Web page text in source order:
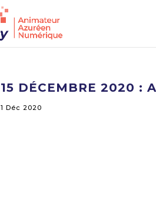
15 DÉCEMBRE 2020 :
1 Déc 2020